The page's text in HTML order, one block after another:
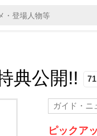
典公開!!
ピックア